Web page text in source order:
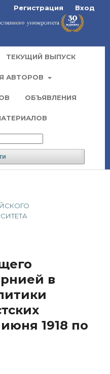
ТЕКУЩИЙ ВЫПУСК
АВТОРОВ
ОБЪЯВЛЕНИЯ
Регистрация Вход
в
1918 по